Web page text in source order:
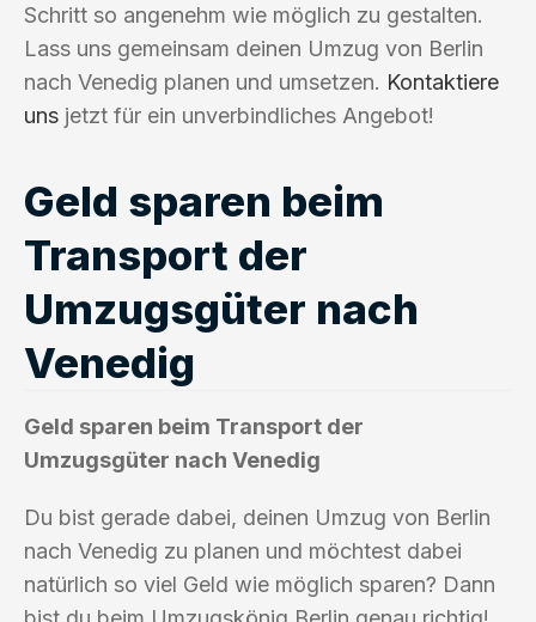
Schritt so angenehm wie möglich zu gestalten.
Lass uns gemeinsam deinen Umzug von Berlin
nach Venedig planen und umsetzen. Kontaktiere
uns jetzt für ein unverbindliches Angebot!
Geld sparen beim
Transport der
Umzugsgüter nach
Venedig
Geld sparen beim Transport der
Umzugsgüter nach Venedig
Du bist gerade dabei, deinen Umzug von Berlin
nach Venedig zu planen und möchtest dabei
natürlich so viel Geld wie möglich sparen? Dann